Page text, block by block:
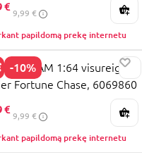
€
9,99 €
papildomą prekę internetu
-10%JAM 1:64 visureigis
Fortune Chase, 6069860
€
9,99 €
papildomą prekę internetu